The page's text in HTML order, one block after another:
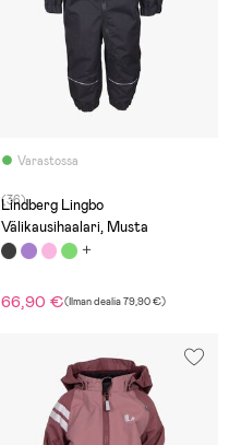
Varastossa
(36)
Lindberg Lingbo
Välikausihaalari, Musta
66,90 €(Ilman dealia79,90 €)